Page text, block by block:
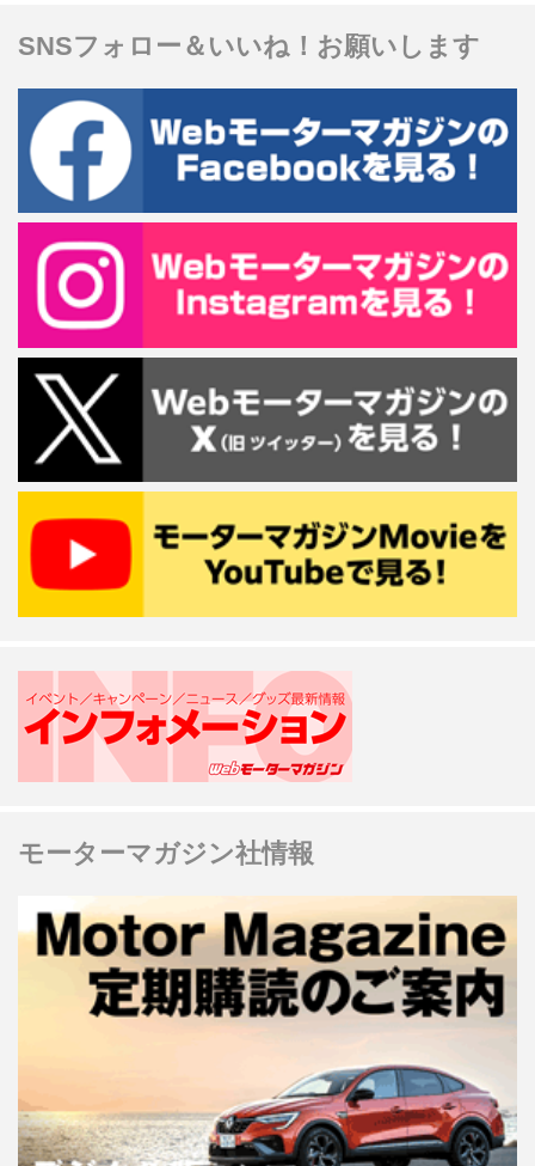
SNSフォロー＆いいね！お願いします
モーターマガジン社情報